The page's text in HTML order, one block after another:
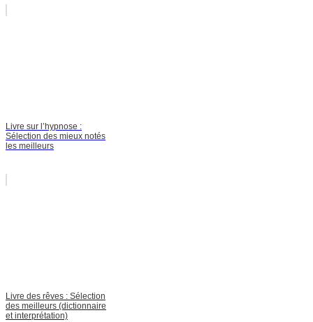
Livre sur l’hypnose :
Sélection des mieux notés
les meilleurs
Livre des rêves : Sélection
des meilleurs (dictionnaire
et interprétation)